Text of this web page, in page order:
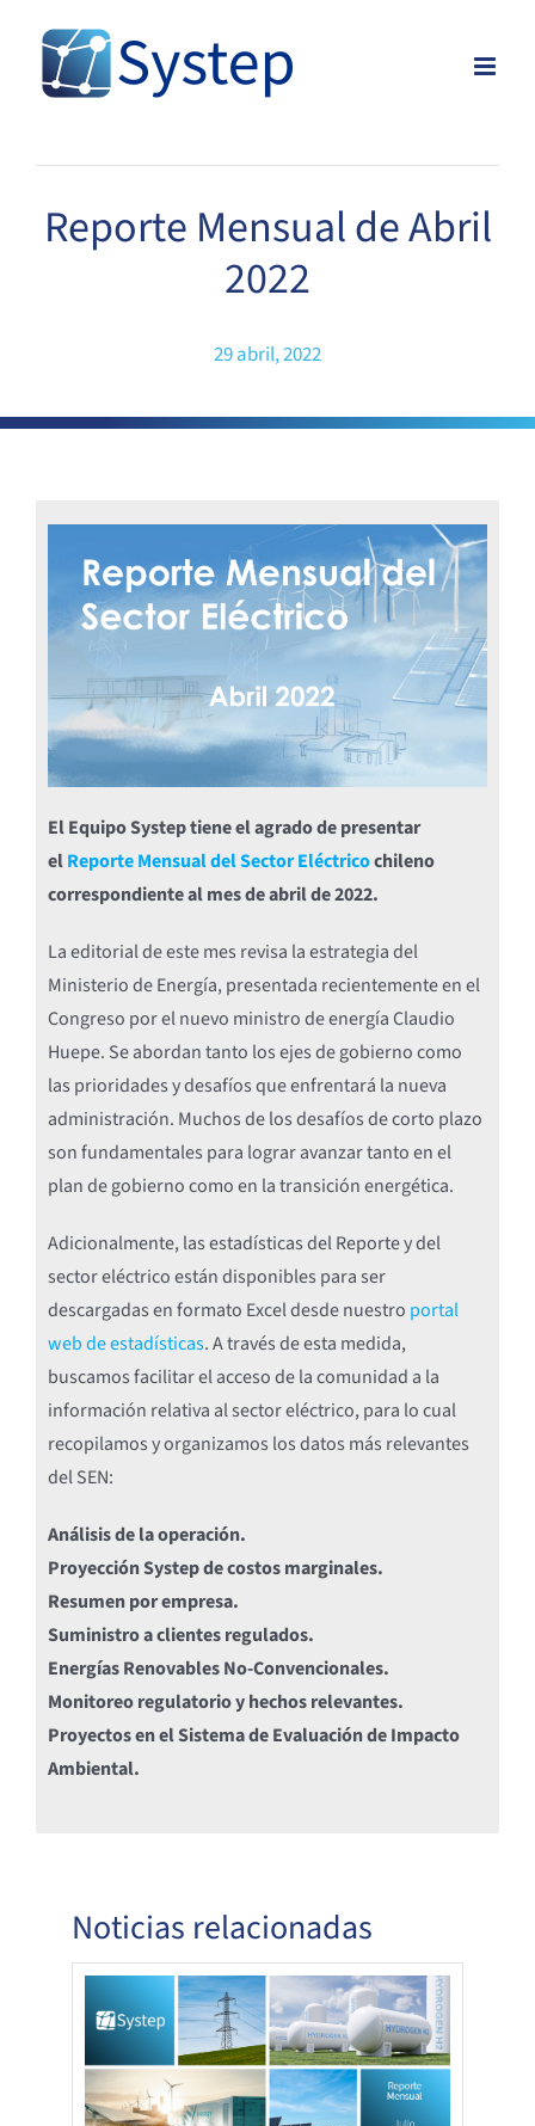
content
Reporte Mensual de Abril
2022
29 abril, 2022
El Equipo Systep tiene el agrado de presentar
elReporte Mensual del Sector Eléctricochileno
correspondiente al mes de abril de 2022.
La editorial de este mes revisa la estrategia del
Ministerio de Energía, presentada recientemente en el
Congreso por el nuevo ministro de energía Claudio
Huepe. Se abordan tanto los ejes de gobierno como
las prioridades y desafíos que enfrentará la nueva
administración. Muchos de los desafíos de corto plazo
son fundamentales para lograr avanzar tanto en el
plan de gobierno como en la transición energética.
Adicionalmente, las estadísticas del Reporte y del
sector eléctrico están disponibles para ser
descargadas en formato Excel desde nuestro portal
web de estadísticas. A través de esta medida,
buscamos facilitar el acceso de la comunidad a la
información relativa al sector eléctrico, para lo cual
recopilamos y organizamos los datos más relevantes
del SEN:
Análisis de la operación.
Proyección Systep de costos marginales.
Resumen por empresa.
Suministro a clientes regulados.
Energías Renovables No-Convencionales.
Monitoreo regulatorio y hechos relevantes.
Proyectos en el Sistema de Evaluación de Impacto
Ambiental.
Noticias relacionadas